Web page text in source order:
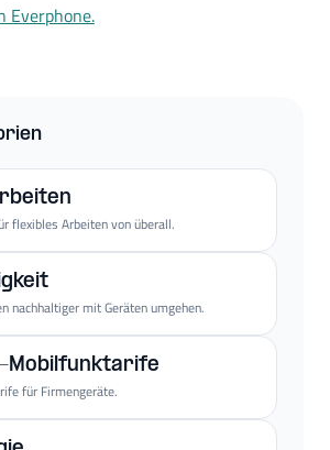
Everphone.
flexibles Arbeiten von überall.
nachhaltiger mit Geräten umgehen.
Mobilfunktarife
für Firmengeräte.